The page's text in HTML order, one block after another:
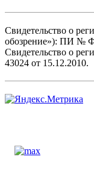
Свидетельство о
обозрение»): ПИ №
Свидетельство о
43024 от 15.12.2010.